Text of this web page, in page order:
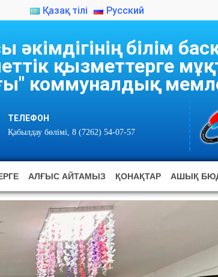
Қазақ тілі Русский
білім
қызметтерге
коммуналдық
ТЕЛЕФОН
Қабылдау бөлімі, 8 (7262) 54-07-57
АЛҒЫС АЙТАМЫЗ ҚОНАҚТАР АШЫҚ